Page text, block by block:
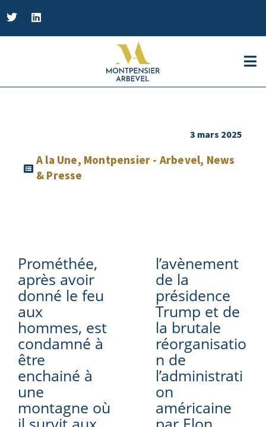
3 mars 2025
A la Une, Montpensier - Arbevel, News
& Presse
Prométhée,
après avoir
donné le feu
aux
hommes, est
condamné à
être
enchainé à
une
montagne où
l’avènement
de la
présidence
Trump et de
la brutale
réorganisatio
n de
l’administrati
on
américaine